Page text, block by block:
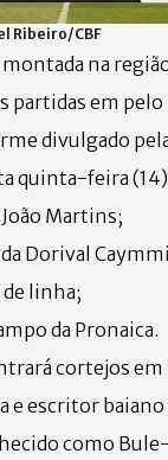
Ribeiro/CBF
na
partidas em
divulgado
quinta-feira
João Martins;
Dorival
linha;
da Pronaica.
cortejos
e escritor
como